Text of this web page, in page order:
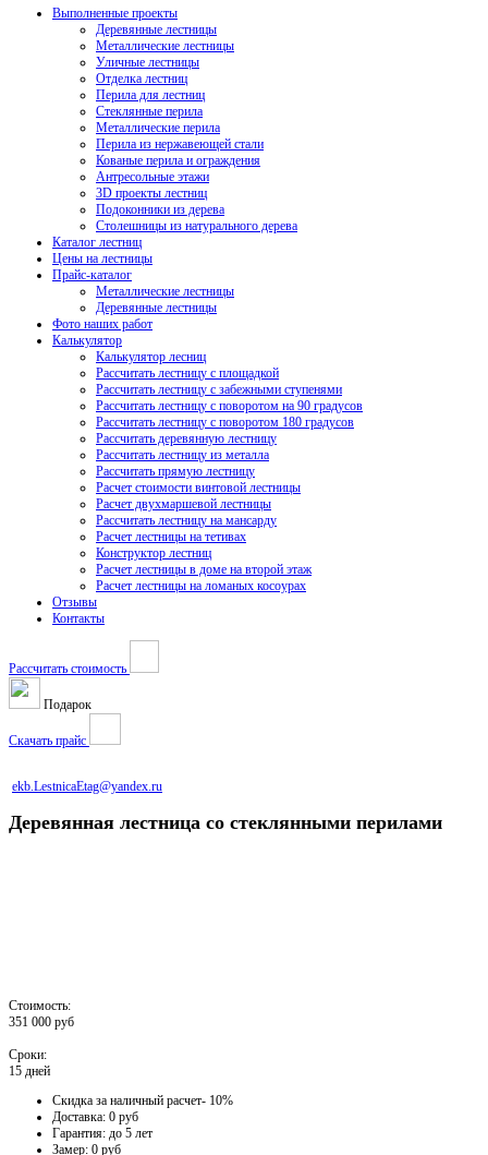
Выполненные проекты
Деревянные лестницы
Металлические лестницы
Уличные лестницы
Отделка лестниц
Перила для лестниц
Стеклянные перила
Металлические перила
Перила из нержавеющей стали
Кованые перила и ограждения
Антресольные этажи
3D проекты лестниц
Подоконники из дерева
Столешницы из натурального дерева
Каталог лестниц
Цены на лестницы
Прайс-каталог
Металлические лестницы
Деревянные лестницы
Фото наших работ
Калькулятор
Калькулятор лесниц
Рассчитать лестницу с площадкой
Рассчитать лестницу с забежными ступенями
Рассчитать лестницу с поворотом на 90 градусов
Рассчитать лестницу с поворотом 180 градусов
Рассчитать деревянную лестницу
Рассчитать лестницу из металла
Рассчитать прямую лестницу
Расчет стоимости винтовой лестницы
Расчет двухмаршевой лестницы
Рассчитать лестницу на мансарду
Расчет лестницы на тетивах
Конструктор лестниц
Расчет лестницы в доме на второй этаж
Расчет лестницы на ломаных косоурах
Отзывы
Контакты
Рассчитать стоимость
Подарок
Скачать прайс
ekb.LestnicaEtag@yandex.ru
Деревянная лестница со стеклянными перилами
Стоимость:
351 000 руб
Сроки:
15 дней
Скидка за наличный расчет- 10%
Доставка: 0 руб
Гарантия: до 5 лет
Замер: 0 руб